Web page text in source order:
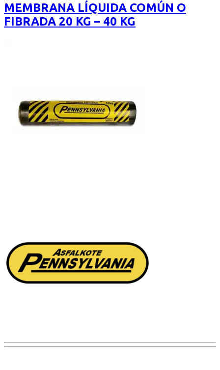
desde
$2.350
hasta
$4.500
MEMBRANA LÍQUIDA COMÚN O
FIBRADA 20 KG – 40 KG